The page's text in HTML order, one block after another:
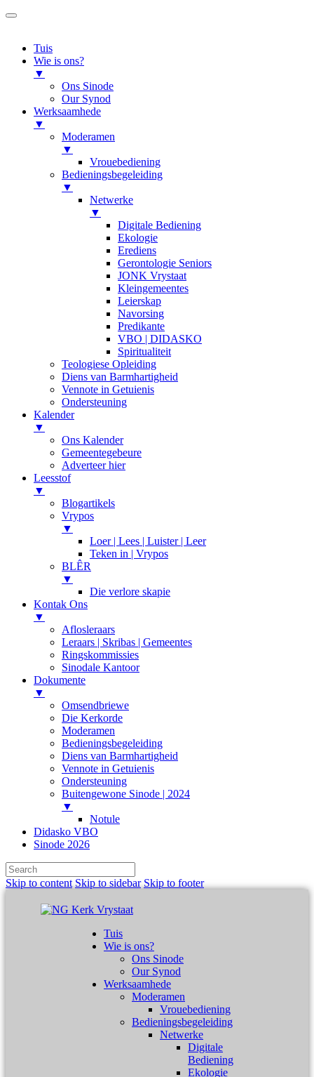
Tuis
Wie is ons?
▼
Ons Sinode
Our Synod
Werksaamhede
▼
Moderamen
▼
Vrouebediening
Bedieningsbegeleiding
▼
Netwerke
▼
Digitale Bediening
Ekologie
Erediens
Gerontologie Seniors
JONK Vrystaat
Kleingemeentes
Leierskap
Navorsing
Predikante
VBO | DIDASKO
Spiritualiteit
Teologiese Opleiding
Diens van Barmhartigheid
Vennote in Getuienis
Ondersteuning
Kalender
▼
Ons Kalender
Gemeentegebeure
Adverteer hier
Leesstof
▼
Blogartikels
Vrypos
▼
Loer | Lees | Luister | Leer
Teken in | Vrypos
BLÊR
▼
Die verlore skapie
Kontak Ons
▼
Aflosleraars
Leraars | Skribas | Gemeentes
Ringskommissies
Sinodale Kantoor
Dokumente
▼
Omsendbriewe
Die Kerkorde
Moderamen
Bedieningsbegeleiding
Diens van Barmhartigheid
Vennote in Getuienis
Ondersteuning
Buitengewone Sinode | 2024
▼
Notule
Didasko VBO
Sinode 2026
Skip to content Skip to sidebar Skip to footer
Tuis
Wie is ons?
Ons Sinode
Our Synod
Werksaamhede
Moderamen
Vrouebediening
Bedieningsbegeleiding
Netwerke
Digitale
Bediening
Ekologie